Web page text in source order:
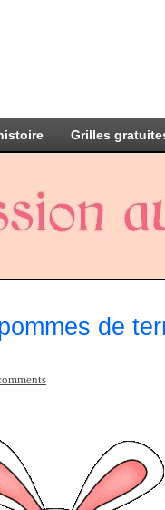
Grilles
de